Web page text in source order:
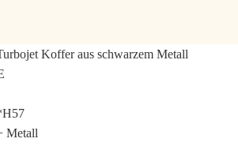
Koffer aus schwarzem Metall
Metall